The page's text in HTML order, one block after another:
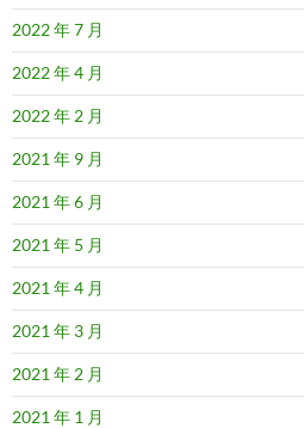
2022 年 7 月
2022 年 4 月
2022 年 2 月
2021 年 9 月
2021 年 6 月
2021 年 5 月
2021 年 4 月
2021 年 3 月
2021 年 2 月
2021 年 1 月